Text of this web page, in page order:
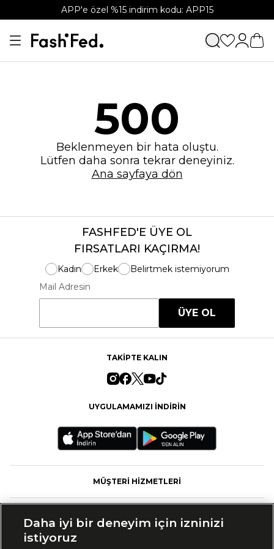
APP'e özel %15 indirim kodu: APP15
500
Beklenmeyen bir hata oluştu.
Lütfen daha sonra tekrar deneyiniz.
Ana sayfaya dön
FASHFED'E ÜYE OL
FIRSATLARI KAÇIRMA!
Kadın Erkek
Belirtmek istemiyorum
Mail Adresin
ÜYE OL
TAKİPTE KALIN
UYGULAMAMIZI İNDİRİN
MÜŞTERİ HİZMETLERİ
Daha iyi bir deneyim için izninizi
istiyoruz